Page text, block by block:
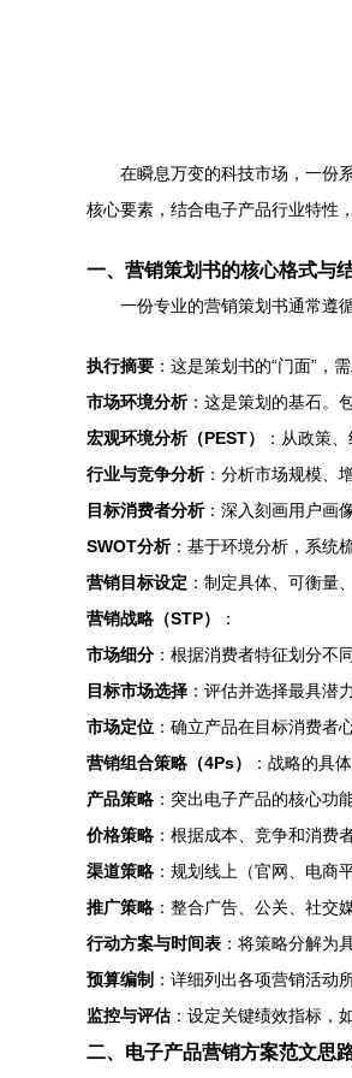
在瞬息万变的科技市场，一份
核心要素，结合电子产品行业特性
一、营销策划书的核心格式与
一份专业的营销策划书通常遵
执行摘要 ：这是策划书的“门面”，
市场环境分析：这是策划的基石。
宏观环境分析（PEST）
：从政策
行业与竞争分析：分析市场规模、
目标消费者分析：深入刻画用户画
SWOT分析：基于环境分析，系统
营销目标设定 ：制定具体、可衡量
营销战略（STP）
：
市场细分 ：根据消费者特征划分不
目标市场选择 ：评估并选择最具潜
市场定位 ：确立产品在目标消费者
营销组合策略（4Ps）
：战略的具
产品策略 ：突出电子产品的核心功
价格策略 ：根据成本、竞争和消费
渠道策略 ：规划线上（官网、电商
推广策略 ：整合广告、公关、社交
行动方案与时间表 ：将策略分解为
预算编制 ：详细列出各项营销活动
监控与评估：设定关键绩效指标，
二、电子产品营销方案范文思